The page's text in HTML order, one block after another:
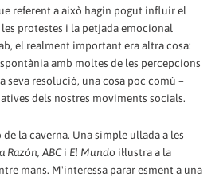
referent a això hagin pogut influir el
protestes i la petjada emocional
el realment important era altra cosa:
amb moltes de les percepcions
seva resolució, una cosa poc comú –
dels nostres moviments socials.
la caverna. Una simple ullada a les
Razón, ABCi El Mundo il·lustra a la
mans. M'interessa parar esment a una